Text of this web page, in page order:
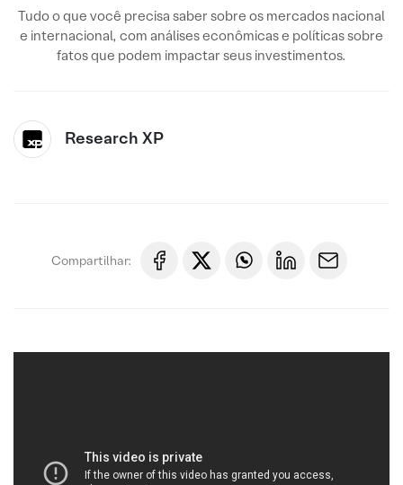
Tudo o que você precisa saber sobre os mercados nacional
e internacional, com análises econômicas e políticas sobre
fatos que podem impactar seus investimentos.
Research XP
Compartilhar: